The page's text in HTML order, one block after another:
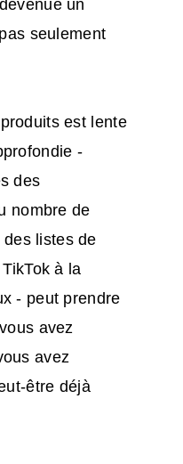
un
seulement
est lente
-
des
nombre de
listes de
à la
- peut prendre
avez
avez
être déjà